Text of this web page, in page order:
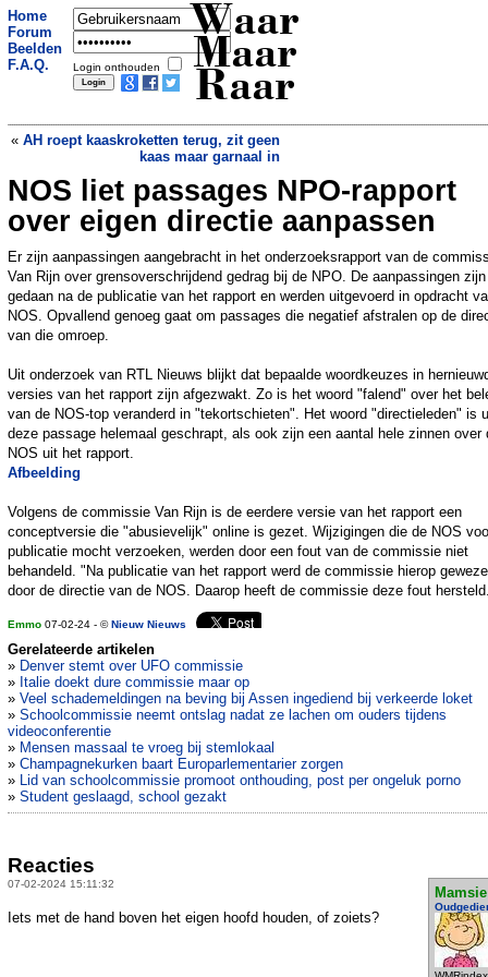
Home
Forum
Beelden
F.A.Q.
Login onthouden
Waar
Maar
Raar
« AH roept kaaskroketten terug, zit geen
kaas maar garnaal in
OM eist 11 jaar tegen moeder voor
doodziek maken van haar kinderen »
NOS liet passages NPO-rapport
over eigen directie aanpassen
Er zijn aanpassingen aangebracht in het onderzoeksrapport van de
Van Rijn over grensoverschrijdend gedrag bij de NPO. De aanpassingen zijn
gedaan na de publicatie van het rapport en werden uitgevoerd in opdracht
NOS. Opvallend genoeg gaat om passages die negatief afstralen op de
van die omroep.
Uit onderzoek van RTL Nieuws blijkt dat bepaalde woordkeuzes in
versies van het rapport zijn afgezwakt. Zo is het woord "falend" over het
van de NOS-top veranderd in "tekortschieten". Het woord "directieleden" is
deze passage helemaal geschrapt, als ook zijn een aantal hele zinnen over
NOS uit het rapport.
Afbeelding
Volgens de commissie Van Rijn is de eerdere versie van het rapport een
conceptversie die "abusievelijk" online is gezet. Wijzigingen die de NOS
publicatie mocht verzoeken, werden door een fout van de commissie niet
behandeld. "Na publicatie van het rapport werd de commissie hierop
door de directie van de NOS. Daarop heeft de commissie deze fout
Emmo 07-02-24 - ©Nieuw Nieuws
Gerelateerde artikelen
» Denver stemt over UFO commissie
» Italie doekt dure commissie maar op
» Veel schademeldingen na beving bij Assen ingediend bij verkeerde loket
» Schoolcommissie neemt ontslag nadat ze lachen om ouders tijdens
videoconferentie
» Mensen massaal te vroeg bij stemlokaal
» Champagnekurken baart Europarlementarier zorgen
» Lid van schoolcommissie promoot onthouding, post per ongeluk porno
» Student geslaagd, school gezakt
Reacties
07-02-2024 15:11:32
Mamsie
Iets met de hand boven het eigen hoofd houden, of zoiets?